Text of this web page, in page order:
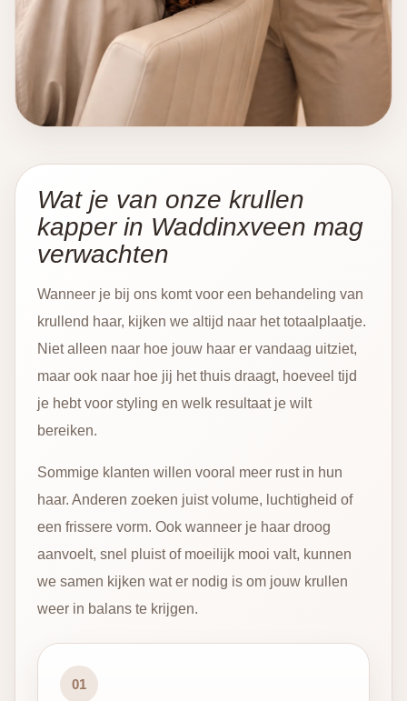
Wat je van onze krullen
kapper in Waddinxveen mag
verwachten
Wanneer je bij ons komt voor een behandeling van
krullend haar, kijken we altijd naar het totaalplaatje.
Niet alleen naar hoe jouw haar er vandaag uitziet,
maar ook naar hoe jij het thuis draagt, hoeveel tijd
je hebt voor styling en welk resultaat je wilt
bereiken.
Sommige klanten willen vooral meer rust in hun
haar. Anderen zoeken juist volume, luchtigheid of
een frissere vorm. Ook wanneer je haar droog
aanvoelt, snel pluist of moeilijk mooi valt, kunnen
we samen kijken wat er nodig is om jouw krullen
weer in balans te krijgen.
01